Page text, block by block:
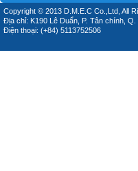
Copyright © 2013 D.M.E.C Co.,Ltd, All
Địa chỉ: K190 Lê Duẩn, P. Tân chính,
Điện thoại: (+84) 5113752506